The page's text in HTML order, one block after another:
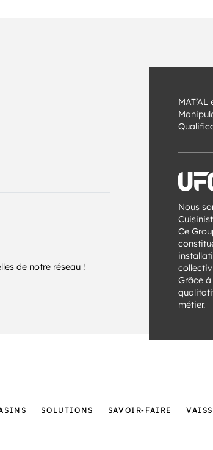
de notre réseau !
Nous
Ce
Grâce à
métier.
SOLUTIONS SAVOIR-FAIRE